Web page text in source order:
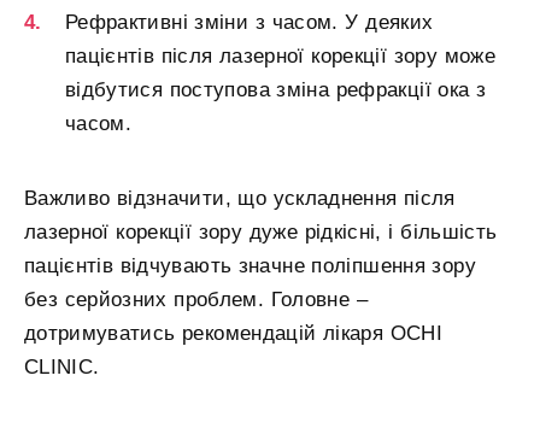
Рефрактивні зміни з часом. У деяких
пацієнтів після лазерної корекції зору може
відбутися поступова зміна рефракції ока з
часом.
Важливо відзначити, що ускладнення після
лазерної корекції зору дуже рідкісні, і більшість
пацієнтів відчувають значне поліпшення зору
без серйозних проблем. Головне –
дотримуватись рекомендацій лікаря OCHI
CLINIC.